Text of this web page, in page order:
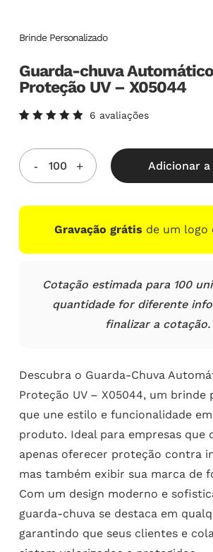
Brinde Personalizado
Guarda-chuva
Proteção UV – X05044
5.00de
5, com
baseado
em
clientes
6 avaliações
Adicionar a
Gravação grátis de um logo
Cotação estimada para 100
quantidade for diferente
finalizar a cotação.
Descubra o Guarda-Chuva
Proteção UV – X05044, um brinde
que une estilo e funcionalidade
produto. Ideal para empresas que
apenas oferecer proteção contra
mas também exibir sua marca de
Com um design moderno e
guarda-chuva se destaca em
garantindo que seus clientes e